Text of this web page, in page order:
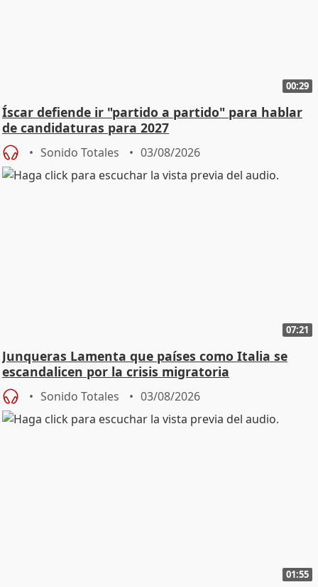
00:29
Íscar defiende ir "partido a partido" para hablar
de candidaturas para 2027
Sonido Totales 03/08/2026
07:21
Junqueras Lamenta que países como Italia se
escandalicen por la crisis migratoria
Sonido Totales 03/08/2026
01:55